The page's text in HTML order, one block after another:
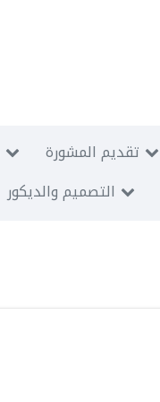
تقديم المشورة
التصميم والديكور